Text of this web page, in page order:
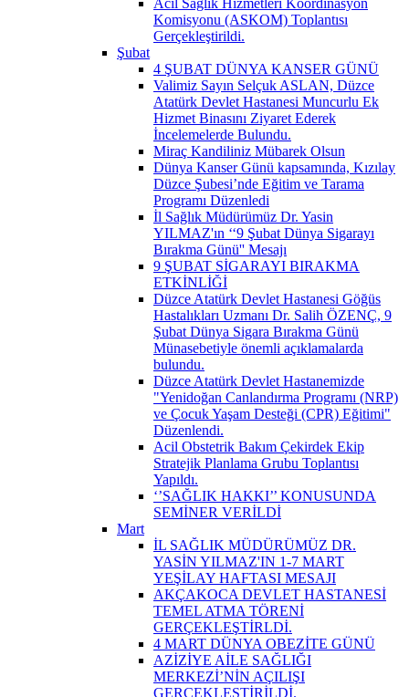
Komisyonu (ASKOM) Toplantısı
Gerçekleştirildi.
Şubat
4 ŞUBAT DÜNYA KANSER GÜNÜ
Valimiz Sayın Selçuk ASLAN, Düzce
Atatürk Devlet Hastanesi Muncurlu Ek
Hizmet Binasını Ziyaret Ederek
İncelemelerde Bulundu.
Miraç Kandiliniz Mübarek Olsun
Dünya Kanser Günü kapsamında, Kızılay
Düzce Şubesi’nde Eğitim ve Tarama
Programı Düzenledi
İl Sağlık Müdürümüz Dr. Yasin
YILMAZ'ın ‘‘9 Şubat Dünya Sigarayı
Bırakma Günü'' Mesajı
9 ŞUBAT SİGARAYI BIRAKMA
ETKİNLİĞİ
Düzce Atatürk Devlet Hastanesi Göğüs
Hastalıkları Uzmanı Dr. Salih ÖZENÇ, 9
Şubat Dünya Sigara Bırakma Günü
Münasebetiyle önemli açıklamalarda
bulundu.
Düzce Atatürk Devlet Hastanemizde
"Yenidoğan Canlandırma Programı (NRP)
ve Çocuk Yaşam Desteği (CPR) Eğitimi"
Düzenlendi.
Acil Obstetrik Bakım Çekirdek Ekip
Stratejik Planlama Grubu Toplantısı
Yapıldı.
‘’SAĞLIK HAKKI’’ KONUSUNDA
SEMİNER VERİLDİ
Mart
İL SAĞLIK MÜDÜRÜMÜZ DR.
YASİN YILMAZ'IN 1-7 MART
YEŞİLAY HAFTASI MESAJI
AKÇAKOCA DEVLET HASTANESİ
TEMEL ATMA TÖRENİ
GERÇEKLEŞTİRLDİ.
4 MART DÜNYA OBEZİTE GÜNÜ
AZİZİYE AİLE SAĞLIĞI
MERKEZİ’NİN AÇILIŞI
GERÇEKLEŞTİRİLDİ.